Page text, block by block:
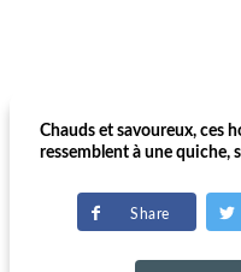
Chauds et savoureux, ces
ressemblent à une quiche,
Share